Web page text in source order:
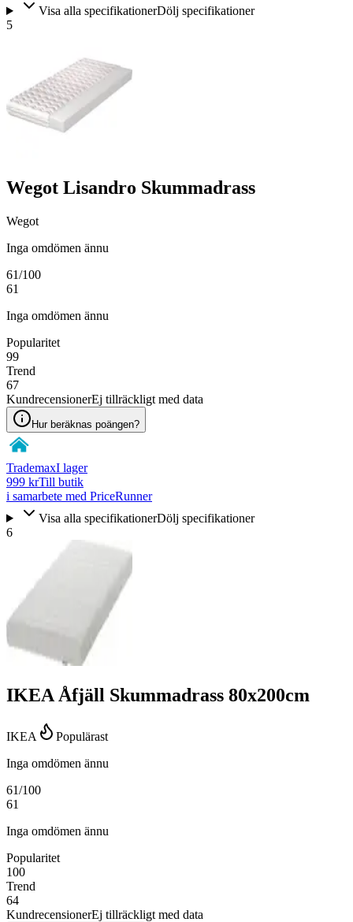
Visa alla specifikationerDölj specifikationer
5
Wegot Lisandro Skummadrass
Wegot
Inga omdömen ännu
61/100
61
Inga omdömen ännu
Popularitet
99
Trend
67
KundrecensionerEj tillräckligt med data
Hur beräknas poängen?
TrademaxI lager
999 krTill butik
i samarbete med PriceRunner
Visa alla specifikationerDölj specifikationer
6
IKEA Åfjäll Skummadrass 80x200cm
IKEA
Populärast
Inga omdömen ännu
61/100
61
Inga omdömen ännu
Popularitet
100
Trend
64
KundrecensionerEj tillräckligt med data